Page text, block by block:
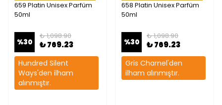
659 Platin Unisex Parfüm
50ml
%30
₺ 1,098.90
₺ 769.23
Hundred Silent
Ways'den ilham
alınmıştır.
658 Platin Unisex Parfüm
50ml
%30
₺ 1,098.90
₺ 769.23
Gris Charnel'den
ilham alınmıştır.